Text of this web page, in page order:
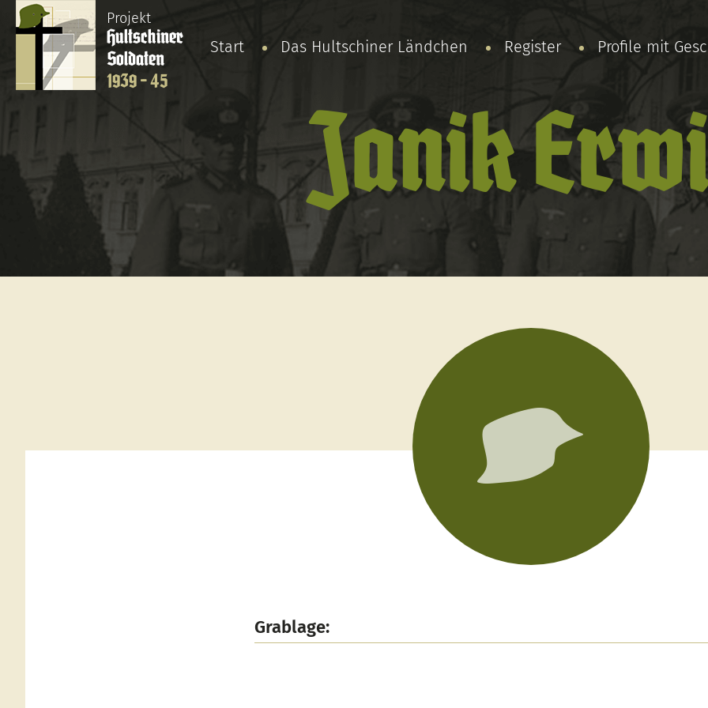
Projekt
Hultschiner
Soldaten
1939 - 45
Start Das Hultschiner Ländchen Register Profile mit
Janik
Grablage: